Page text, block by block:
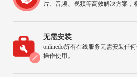
片、音频、视频等高效解决方案，
无需安装
onlinedo所有在线服务无需安装任
操作使用。